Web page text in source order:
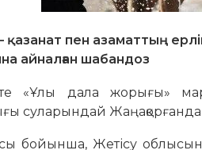
пен азаматтың
айналған шабандоз
«Ұлы дала жорығы»
суларындай Жаңақорғанда
бойынша, Жетісу